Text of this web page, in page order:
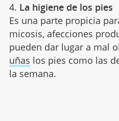
4. La higiene de los pies
Es una parte propicia
micosis, afecciones
pueden dar lugar a mal
uñas los pies como las
la semana.